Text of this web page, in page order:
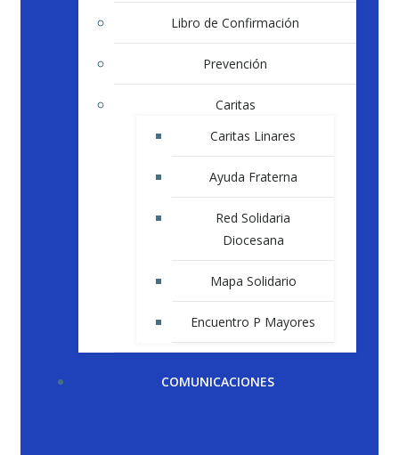
Libro de Confirmación
Prevención
Caritas
Caritas Linares
Ayuda Fraterna
Red Solidaria
Diocesana
Mapa Solidario
Encuentro P Mayores
COMUNICACIONES